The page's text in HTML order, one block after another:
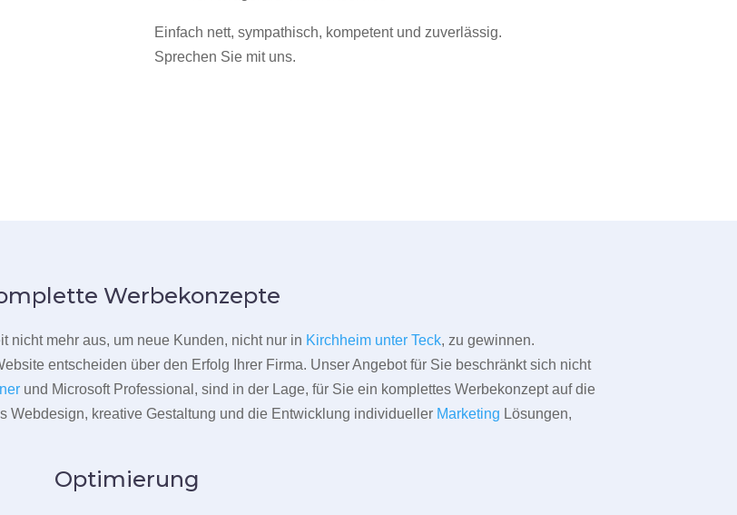
Einfach nett, sympathisch, kompetent und zuverlässig.
Sprechen Sie mit uns.
Werbekonzepte
nicht mehr aus, um neue Kunden, nicht nur in Kirchheim unter Teck, zu gewinnen.
entscheiden über den Erfolg Ihrer Firma. Unser Angebot für Sie beschränkt sich nicht
und Microsoft Professional, sind in der Lage, für Sie ein komplettes Werbekonzept auf die
Webdesign, kreative Gestaltung und die Entwicklung individueller Marketing Lösungen,
Optimierung